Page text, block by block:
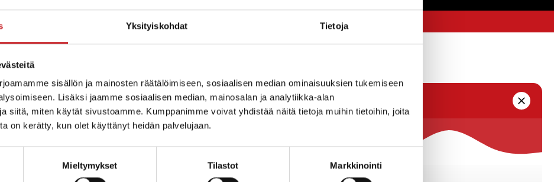
Yksityiskohdat Tietoja
sisällön ja mainosten räätälöimiseen, sosiaalisen median ominaisuuksien tukemiseen
Lisäksi jaamme sosiaalisen median, mainosalan ja analytiikka-alan
siitä, miten käytät sivustoamme. Kumppanimme voivat yhdistää näitä tietoja muihin tietoihin, joita
on kerätty, kun olet käyttänyt heidän palvelujaan.
Mieltymykset Tilastot Markkinointi